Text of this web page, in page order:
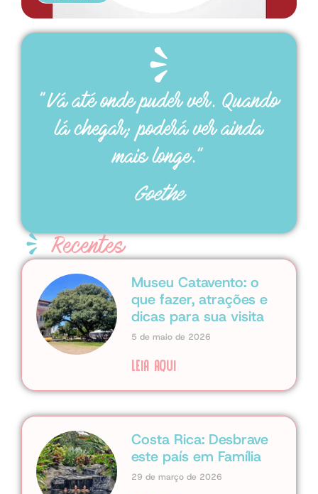
“Vá até onde puder ver. Quando
lá chegar; poderá ver ainda
mais longe.”
Goethe
Recentes
Museu Catavento: o
que fazer, atrações e
dicas para sua visita
5 de maio de 2026
LEIA AQUI
Costa Rica: Desbrave
este país em Família
29 de março de 2026